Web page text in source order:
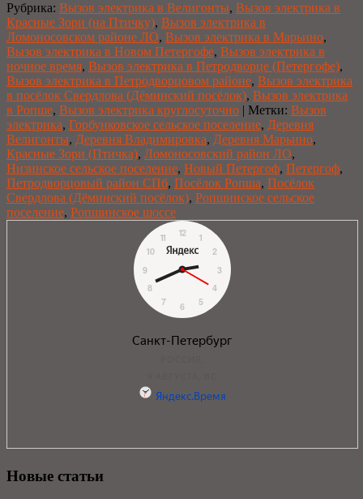
Рубрика: Вызов электрика в Велигонты, Вызов электрика в
Красные Зори (на Птичку), Вызов электрика в
Ломоносовском районе ЛО, Вызов электрика в Марьино,
Вызов электрика в Новом Петергофе, Вызов электрика в
ночное время, Вызов электрика в Петродворце (Петергофе),
Вызов электрика в Петродворцовом районе, Вызов электрика
в посёлок Свердлова (Дёминский посёлок), Вызов электрика
в Ропше, Вызов электрика круглосуточно | Метки: Вызов
электрика, Горбунковское сельское поселение, Деревня
Велигонты, Деревня Владимировка, Деревня Марьино,
Красные Зори (Птичка), Ломоносовский район ЛО,
Низинское сельское поселение, Новый Петергоф, Петергоф,
Петродворцовый район СПб, Посёлок Ропша, Посёлок
Свердлова (Дёминский посёлок), Ропшинское сельское
поселение, Ропшинское шоссе
Новые статьи